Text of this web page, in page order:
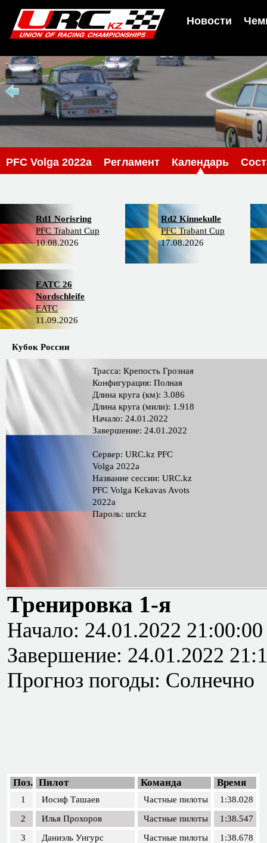
Новости
PFС Volga 2022a Регламент Календарь
Rd1 Norisring
PFC Trabant Cup
10.08.2026
Rd2 Kinnekulle
PFC Trabant Cup
17.08.2026
EATC 26
Nordschleife
EATC
11.09.2026
Кубок России
Трасса: Крепость Грозная
Конфигурация: Полная
Длина круга (км): 3.086
Длина круга (мили): 1.918
Начало: 24.01.2022
Завершение: 24.01.2022
Сервер: URC.kz PFC
Volga 2022а
Название сессии: URC.kz
PFC Volga Kekavas Avots
2022a
Пароль: urckz
Тренировка 1-я
Начало: 24.01.2022 21:00:00
Завершение: 24.01.2022
Прогноз погоды: Солнечно
Поз. Пилот Команда Время
1 Иосиф Ташаев Частные пилоты
1:38.028
2
Илья Прохоров Частные пилоты
1:38.547
3
Даниэль Унгурс Частные пилоты
1:38.678